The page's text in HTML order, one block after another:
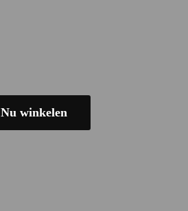
Nu winkelen